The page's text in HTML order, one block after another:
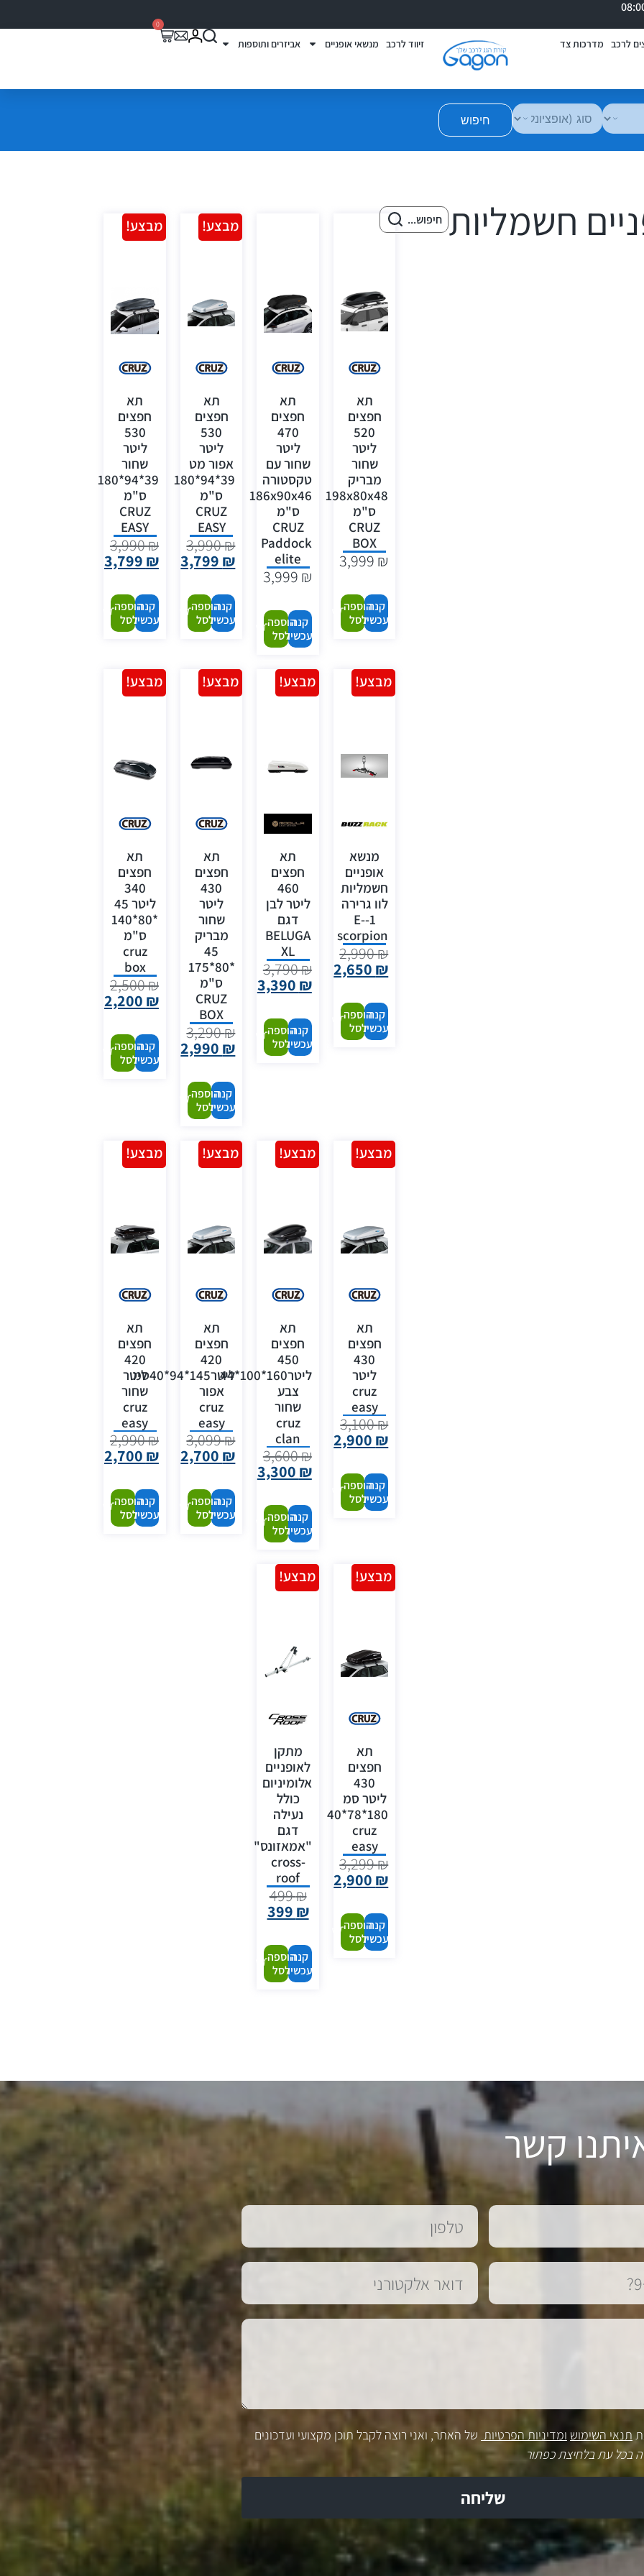
לרכב מדרכות צד זיווד לרכב מנשאי אופניים אביזרים ותוספות
0
חיפוש
חשמליות
תא
חפצים
520
ליטר
שחור
מבריק
198x80x48
ס"מ
CRUZ
BOX
3,999 ₪
קנה
עכשיו
הוספה
לסל
תא
חפצים
470
ליטר
שחור עם
טקסטורה
186x90x46
ס"מ
CRUZ
Paddock
elite
3,999 ₪
קנה
עכשיו
הוספה
לסל
תא
חפצים
530
ליטר
אפור מט
39*94*180
ס"מ
CRUZ
EASY
3,990₪
3,799 ₪
קנה
עכשיו
הוספה
לסל
מבצע!
תא
חפצים
530
ליטר
שחור
39*94*180
ס"מ
CRUZ
EASY
3,990₪
3,799 ₪
קנה
עכשיו
הוספה
לסל
מבצע!
מנשא
אופניים
חשמליות
לוו גרירה
1-E-
scorpion
2,990₪
2,650 ₪
קנה
עכשיו
הוספה
לסל
מבצע!
תא
חפצים
460
ליטר לבן
דגם
BELUGA
XL
3,790₪
3,390 ₪
קנה
עכשיו
הוספה
לסל
מבצע!
תא
חפצים
430
ליטר
שחור
מבריק
45
*80*175
ס"מ
CRUZ
BOX
3,290₪
2,990 ₪
קנה
עכשיו
הוספה
לסל
מבצע!
תא
חפצים
340
ליטר 45
*80*140
ס"מ
cruz
box
2,500₪
2,200 ₪
קנה
עכשיו
הוספה
לסל
מבצע!
תא
חפצים
430
ליטר
cruz
easy
3,100₪
2,900 ₪
קנה
עכשיו
הוספה
לסל
מבצע!
תא
חפצים
450
ליטר160*100*44
צבע
שחור
cruz
clan
3,600₪
3,300 ₪
קנה
עכשיו
הוספה
לסל
מבצע!
תא
חפצים
420
ליטר145*94*40סמ
אפור
cruz
easy
3,099₪
2,700 ₪
קנה
עכשיו
הוספה
לסל
מבצע!
תא
חפצים
420
ליטר
שחור
cruz
easy
2,990₪
2,700 ₪
קנה
עכשיו
הוספה
לסל
מבצע!
תא
חפצים
430
ליטר סמ
180*78*40
cruz
easy
3,299₪
2,900 ₪
קנה
עכשיו
הוספה
לסל
מבצע!
מתקן
לאופניים
אלומיניום
כולל
נעילה
דגם
"אמאזונס"
-cross
roof
499₪
399 ₪
קנה
עכשיו
הוספה
לסל
מבצע!
קשר
תנאי השימוש ומדיניות הפרטיות של האתר, ואני רוצה לקבל תוכן מקצועי ועדכונים
בכל עת בלחיצת כפתור
שליחה